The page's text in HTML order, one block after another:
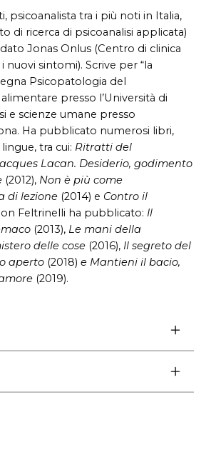
psicoanalista tra i più noti in Italia,
di ricerca di psicoanalisi applicata)
Jonas Onlus (Centro di clinica
nuovi sintomi). Scrive per “la
Psicopatologia del
presso l’Università di
e scienze umane presso
Ha pubblicato numerosi libri,
tra cui: Ritratti del
Lacan. Desiderio, godimento
(2012), Non è più come
di lezione (2014) e Contro il
Feltrinelli ha pubblicato: Il
(2013), Le mani della
delle cose (2016), Il segreto del
aperto (2018) e Mantieni il bacio,
(2019).
posto unico numerato